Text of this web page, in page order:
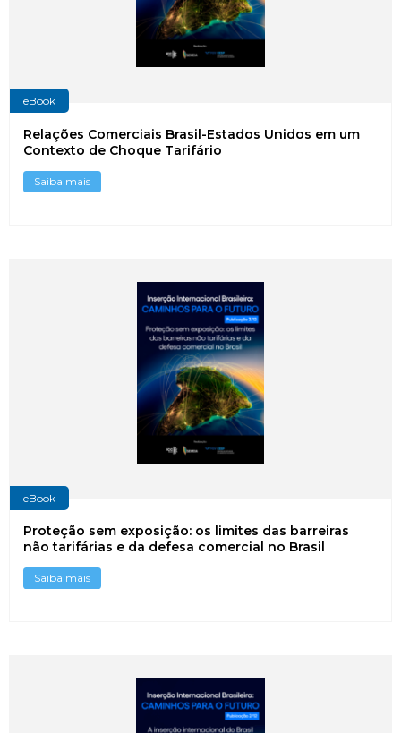
eBook
Relações Comerciais Brasil-Estados Unidos em um
Contexto de Choque Tarifário
Saiba mais
eBook
Proteção sem exposição: os limites das barreiras
não tarifárias e da defesa comercial no Brasil
Saiba mais